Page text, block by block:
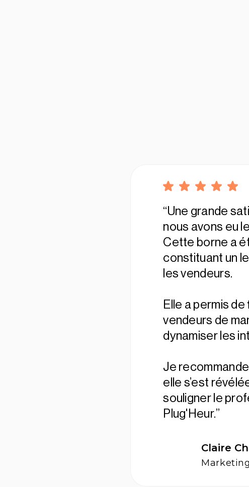
“Une grande
nous avons eu
Cette borne a
constituant un
les vendeurs.
Elle a permis de
vendeurs de
dynamiser les
Je
elle s’est
souligner le
Plug'Heur.”
Claire